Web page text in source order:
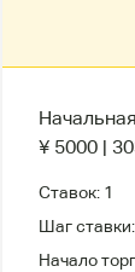
¥ 5000 |
Ставок: 1
Шаг ставки:
Начало